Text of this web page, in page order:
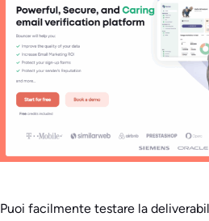
Puoi facilmente testare la